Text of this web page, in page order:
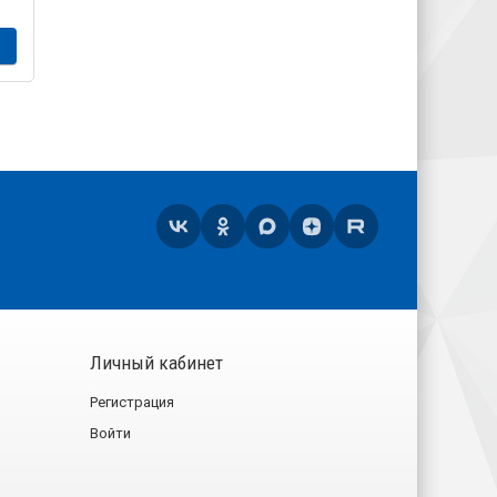
Личный кабинет
Регистрация
Войти